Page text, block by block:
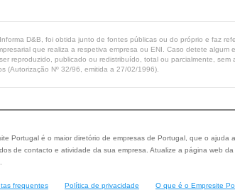
D&B, foi obtida junto de fontes públicas ou do próprio e faz
que realiza a respetiva empresa ou ENI. Caso detete algum
reproduzido, publicado ou redistribuído, total ou parcialmente, sem
(Autorização Nº 32/96, emitida a 27/02/1996).
Portugal é o maior diretório de empresas de Portugal, que o ajuda
de contacto e atividade da sua empresa. Atualize a página web
frequentes Política de privacidade O que é o Empresite